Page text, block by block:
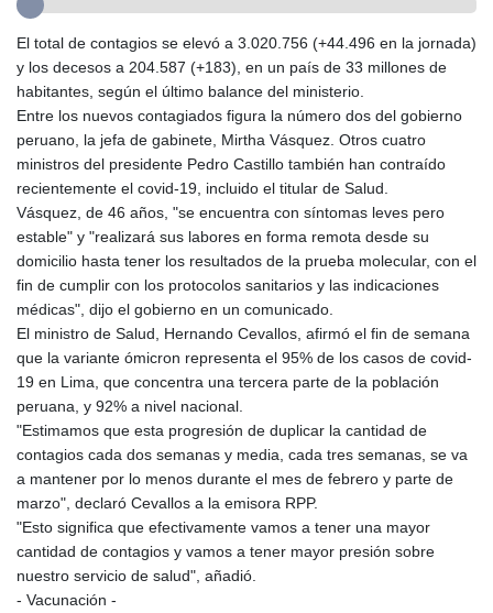
GTQ 8.794891
GYD 241.157003
HKD 9.067746
HNL 30.895616
HRK 7.536622
HTG 150.718127
HUF 363.096405
IDR 20580.370421
ILS 3.468234
IMP 0.857252
INR 110.076256
IQD 1509.981237
IRR
1590322.371805
ISK 142.598215
JEP 0.857252
JMD 183.057725
JOD 0.819746
JPY 182.445186
KES 149.158147
KGS 101.104505
KHR 4681.941823
KMF 492.514185
El total de contagios se elevó a 3.020.756 (+44.496 en la jornada)
y los decesos a 204.587 (+183), en un país de 33 millones de
habitantes, según el último balance del ministerio.
Entre los nuevos contagiados figura la número dos del gobierno
peruano, la jefa de gabinete, Mirtha Vásquez. Otros cuatro
ministros del presidente Pedro Castillo también han contraído
recientemente el covid-19, incluido el titular de Salud.
Vásquez, de 46 años, "se encuentra con síntomas leves pero
estable" y "realizará sus labores en forma remota desde su
domicilio hasta tener los resultados de la prueba molecular, con el
fin de cumplir con los protocolos sanitarios y las indicaciones
médicas", dijo el gobierno en un comunicado.
El ministro de Salud, Hernando Cevallos, afirmó el fin de semana
que la variante ómicron representa el 95% de los casos de covid-
19 en Lima, que concentra una tercera parte de la población
peruana, y 92% a nivel nacional.
"Estimamos que esta progresión de duplicar la cantidad de
contagios cada dos semanas y media, cada tres semanas, se va
a mantener por lo menos durante el mes de febrero y parte de
marzo", declaró Cevallos a la emisora RPP.
"Esto significa que efectivamente vamos a tener una mayor
cantidad de contagios y vamos a tener mayor presión sobre
nuestro servicio de salud", añadió.
- Vacunación -